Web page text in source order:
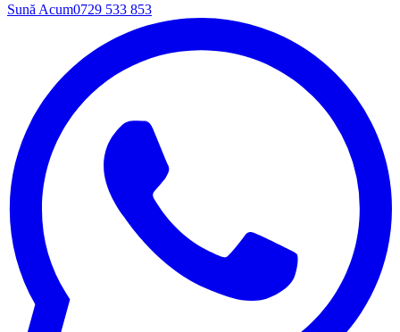
Sună Acum0729 533 853